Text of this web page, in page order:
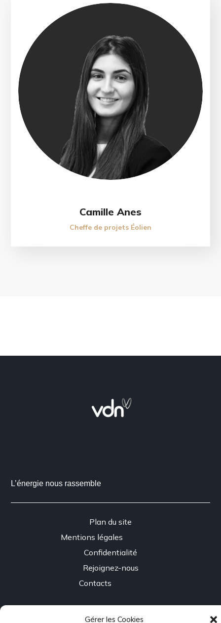
Gérer les Cookies
Camille Anes
Cheffe de projets Éolien
L’énergie nous rassemble
Plan du site
Mentions légales
Confidentialité
Rejoignez-nous
Contacts